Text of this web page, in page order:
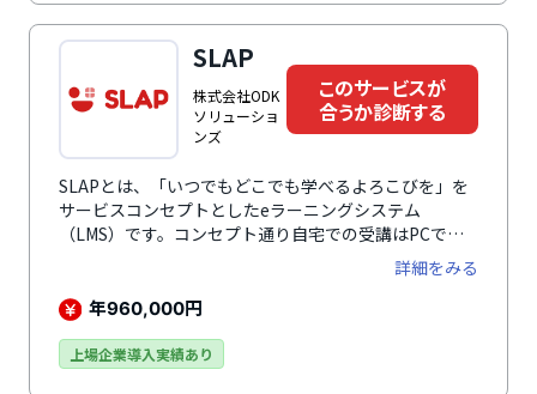
SLAP
株式会社ODK
ソリューショ
ンズ
このサービスが
合うか診断する
SLAPとは、「いつでもどこでも学べるよろこびを」を
サービスコンセプトとしたeラーニングシステム
（LMS）です。コンセプト通り自宅での受講はPCで、
移動中はスマートフォンでというように状況に応じてさ
まざまなデバイスで受講できるのが魅力のひとつ。なに
よりの特徴はユーザー企業自身のPowerPointや
ることにあります。簡単操作でオリジナルのeラーニン
詳細をみる
年960,000円
上場企業導入実績あり